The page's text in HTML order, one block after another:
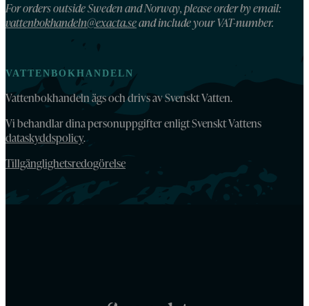
For orders outside Sweden and Norway, please order by email:
vattenbokhandeln@exacta.seand include your VAT-number.
VATTENBOKHANDELN
Vattenbokhandeln ägs och drivs av Svenskt Vatten.
Vi behandlar dina personuppgifter enligt Svenskt Vattens
dataskyddspolicy.
Tillgänglighetsredogörelse